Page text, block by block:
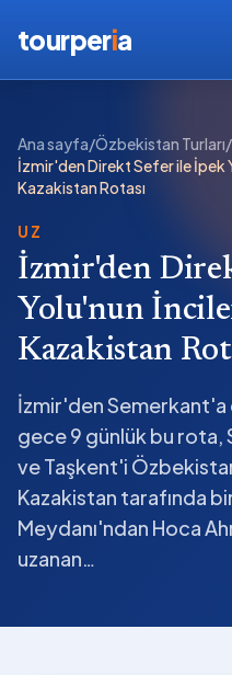
tourperia
Ana sayfa/Özbekistan Turları/
İzmir'den Direkt Sefer ile İpek
Kazakistan Rotası
UZ
İzmir'den
Yolu'nun
Kazakistan
İzmir'den Semerkant'a
gece 9 günlük bu rota,
ve Taşkent'i
Kazakistan tarafında
Meydanı'ndan Hoca
uzanan…